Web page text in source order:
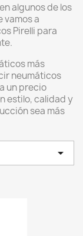
algunos de los
vamos a
Pirelli para
más
neumáticos
un precio
estilo, calidad y
sea más
